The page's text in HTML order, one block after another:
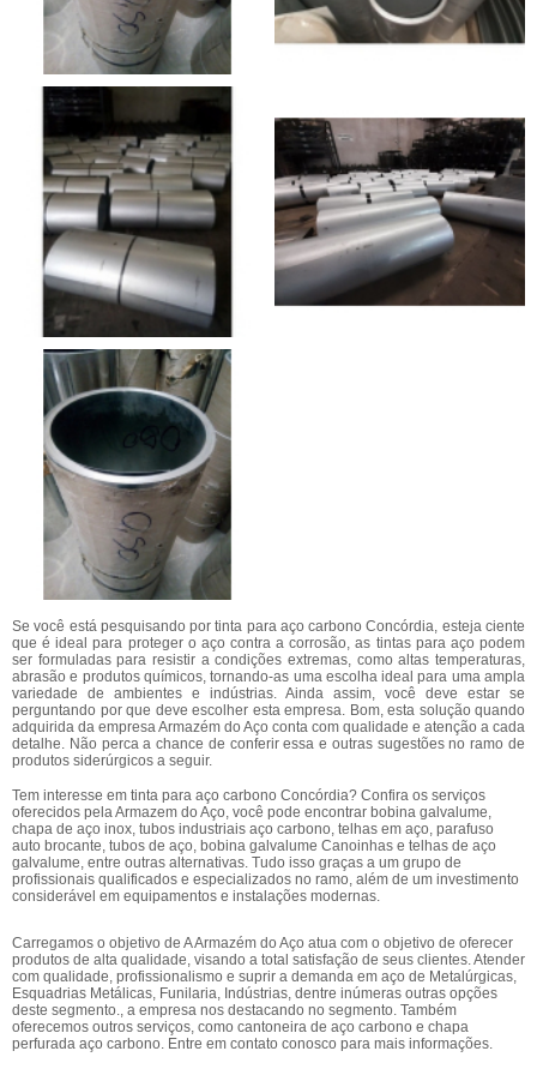
Se você está pesquisando por tinta para aço carbono Concórdia, esteja ciente
que é ideal para proteger o aço contra a corrosão, as tintas para aço podem
ser formuladas para resistir a condições extremas, como altas temperaturas,
abrasão e produtos químicos, tornando-as uma escolha ideal para uma ampla
variedade de ambientes e indústrias. Ainda assim, você deve estar se
perguntando por que deve escolher esta empresa. Bom, esta solução quando
adquirida da empresa Armazém do Aço conta com qualidade e atenção a cada
detalhe. Não perca a chance de conferir essa e outras sugestões no ramo de
produtos siderúrgicos a seguir.
Tem interesse em tinta para aço carbono Concórdia? Confira os serviços
oferecidos pela Armazem do Aço, você pode encontrar bobina galvalume,
chapa de aço inox, tubos industriais aço carbono, telhas em aço, parafuso
auto brocante, tubos de aço, bobina galvalume Canoinhas e telhas de aço
galvalume, entre outras alternativas. Tudo isso graças a um grupo de
profissionais qualificados e especializados no ramo, além de um investimento
considerável em equipamentos e instalações modernas.
Carregamos o objetivo de A Armazém do Aço atua com o objetivo de oferecer
produtos de alta qualidade, visando a total satisfação de seus clientes. Atender
com qualidade, profissionalismo e suprir a demanda em aço de Metalúrgicas,
Esquadrias Metálicas, Funilaria, Indústrias, dentre inúmeras outras opções
deste segmento., a empresa nos destacando no segmento. Também
oferecemos outros serviços, como cantoneira de aço carbono e chapa
perfurada aço carbono. Entre em contato conosco para mais informações.